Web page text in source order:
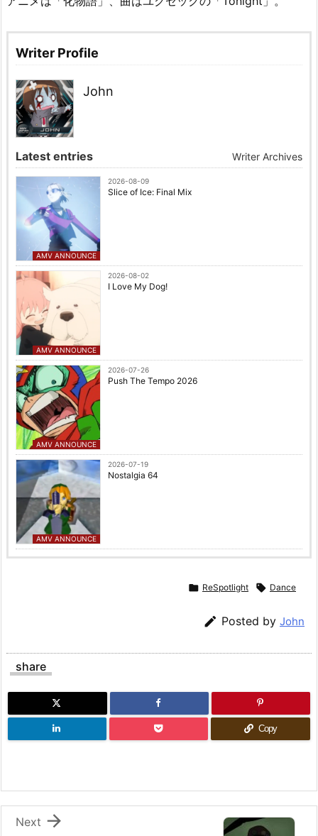
Writer Profile
John
Latest entries Writer Archives
AMV ANNOUNCE
2026-08-09
Slice of Ice: Final Mix
AMV ANNOUNCE
2026-08-02
I Love My Dog!
AMV ANNOUNCE
2026-07-26
Push The Tempo 2026
AMV ANNOUNCE
2026-07-19
Nostalgia 64
 ReSpotlight  Dance
 Posted by John
share
Copy

Next